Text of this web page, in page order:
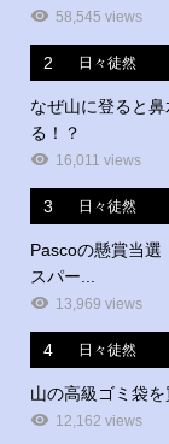
58,545 views
2 日々徒然
なぜ山に登ると
る！？
16,011 views
3 日々徒然
Pascoの懸賞当選
スパー...
13,969 views
4 日々徒然
山の高級ゴミ袋
12,162 views